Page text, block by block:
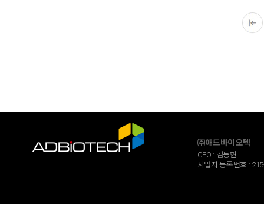
㈜애드바이오텍
CEO : 김동현
사업자 등록번호 :